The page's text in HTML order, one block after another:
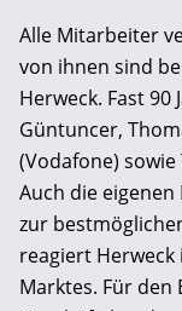
Alle Mitarbeiter
von ihnen sind
Herweck. Fast
Güntuncer,
(Vodafone)
Auch die
zur
reagiert
Marktes. Für den